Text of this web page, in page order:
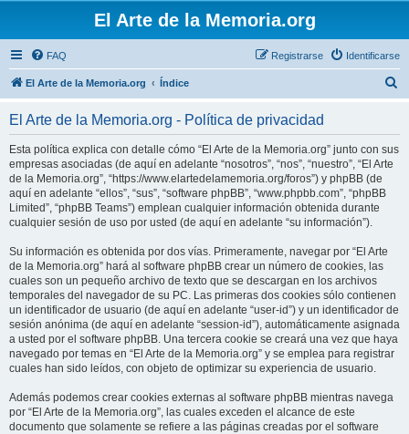
El Arte de la Memoria.org
FAQ Identificarse
Registrarse
El Arte de la Memoria.org Índice
El Arte de la Memoria.org - Política de privacidad
Esta política explica con detalle cómo “El Arte de la Memoria.org” junto con sus
empresas asociadas (de aquí en adelante “nosotros”, “nos”, “nuestro”, “El Arte
de la Memoria.org”, “https://www.elartedelamemoria.org/foros”) y phpBB (de
aquí en adelante “ellos”, “sus”, “software phpBB”, “www.phpbb.com”, “phpBB
Limited”, “phpBB Teams”) emplean cualquier información obtenida durante
cualquier sesión de uso por usted (de aquí en adelante “su información”).
Su información es obtenida por dos vías. Primeramente, navegar por “El Arte
de la Memoria.org” hará al software phpBB crear un número de cookies, las
cuales son un pequeño archivo de texto que se descargan en los archivos
temporales del navegador de su PC. Las primeras dos cookies sólo contienen
un identificador de usuario (de aquí en adelante “user-id”) y un identificador de
sesión anónima (de aquí en adelante “session-id”), automáticamente asignada
a usted por el software phpBB. Una tercera cookie se creará una vez que haya
navegado por temas en “El Arte de la Memoria.org” y se emplea para registrar
cuales han sido leídos, con objeto de optimizar su experiencia de usuario.
Además podemos crear cookies externas al software phpBB mientras navega
por “El Arte de la Memoria.org”, las cuales exceden el alcance de este
documento que solamente se refiere a las páginas creadas por el software